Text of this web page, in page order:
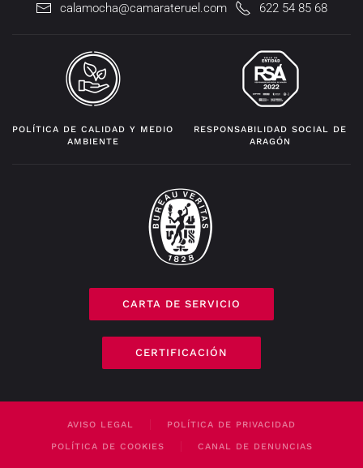
calamocha@camarateruel.com 622 54 85 68
POLÍTICA DE CALIDAD Y MEDIO
AMBIENTE
RESPONSABILIDAD SOCIAL DE
ARAGÓN
CARTA DE SERVICIO
CERTIFICACIÓN
AVISO LEGAL POLÍTICA DE PRIVACIDAD
POLÍTICA DE COOKIES CANAL DE DENUNCIAS